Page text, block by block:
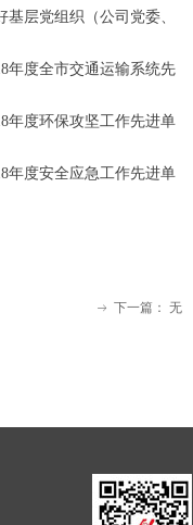
织（公司党委、
市交通运输系统先
保攻坚工作先进单
全应急工作先进单
ꁹ 下一篇： 无